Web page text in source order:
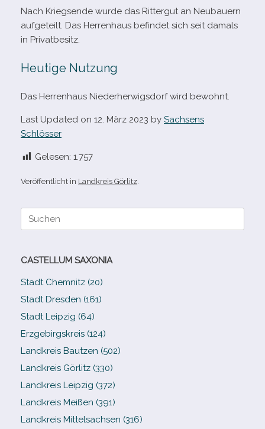
Nach Kriegsende wurde das Rittergut an Neubauern
auf­ge­teilt. Das Herrenhaus befin­det sich seit damals
in Privatbesitz.
Heutige Nutzung
Das Herrenhaus Niederherwigsdorf wird bewohnt.
Last Updated on 12. März 2023 by Sachsens
Schlösser
Gelesen: 1.757
Veröffentlicht in Landkreis Görlitz
Suche
CASTELLUM SAXONIA
Stadt Chemnitz (20)
Stadt Dresden (161)
Stadt Leipzig (64)
Erzgebirgskreis (124)
Landkreis Bautzen (502)
Landkreis Görlitz (330)
Landkreis Leipzig (372)
Landkreis Meißen (391)
Landkreis Mittelsachsen (316)